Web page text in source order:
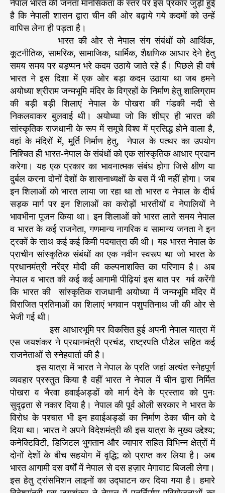
नेपाल भारत की जनता मानसिकता के स्तर पर इस प्रकार जुड़ी हुई
है कि नेपाली शासन द्वारा चीन की ओर बढ़ाये गये कदमों को उन्हें
वापिस लेना ही पड़ता है।
भारत की ओर से नेपाल संग संबंधों को आर्थिक,
कूटनीतिक, सामरिक, सामाजिक, धार्मिक, शैक्षणिक आधार देने हेतु
समय समय पर बड़प्पन भरे कदम उठाये जाते रहे हैं। पिछले ही वर्ष
भारत ने इस दिशा में एक ओर बड़ा कदम उठाया था जब हमने
अयोध्या श्रीराम जन्मभूमि मंदिर के विग्रहों के निर्माण हेतु शालिग्राम
की बड़ी बड़ी शिलाएं नेपाल के पोखरा की गंडकी नदी से
निकलवाकर बुलवाई थी। अयोध्या जो कि शीघ्र ही भारत की
सांस्कृतिक राजधानी के रूप में समूचे विश्व में प्रसिद्ध होने वाला है,
वहां के मंदिरों में, मूर्ति निर्माण हेतु, नेपाल के पत्थर का उपयोग
निश्चित ही भारत-नेपाल के संबंधों को एक सांस्कृतिक आधार प्रदान
करेगा। यह एक प्रकार का भावनात्मक संबंध होगा जिसे क्षीण या
दुर्बल करना दोनों देशों के शासनाध्यक्षों के बस में भी नहीं होगा। जब
इन शिलाओं को भारत लाया जा रहा था तो भारत व नेपाल के दीर्घ
सड़क मार्ग पर इन शिलाओं का करोड़ों भारतीयों व नेपालियों ने
भावभीना पूजन किया था। इन शिलाओं को भारत लाते समय नेपाल
व भारत के कई राजनेता, गणमान्य नागरिक व सामान्य जनता ने इन
ट्रकों के साथ कई कई किमी पदयात्रा की थी। यह भारत नेपाल के
प्राचीन सांस्कृतिक संबंधों का एक नवीन स्वरूप था जो भारत के
प्रधानमंत्री नरेंद्र मोदी की कल्पनाशक्ति का परिणाम है। अब
नेपाल व भारत की कई कई आगामी पीढ़ियां इस बात पर गर्व करेंगी
कि भारत की सांस्कृतिक राजधानी अयोध्या में जन्मभूमि मंदिर में
विराजित प्रतिमाओं का शिलाएं भगवान पशुपतिनाथ जी की ओर से
भेजी गई थी।
इस आधारभूमि पर विकसित हुई अपनी नेपाल यात्रा में
एस जयशंकर ने प्रधानमंत्री प्रचंड, राष्ट्रपति पौडेल सहित कई
राजनेताओं से स्नेहवार्ता की है।
इस यात्रा में भारत ने नेपाल के प्रति जहां अत्यंत स्नेहपूर्ण
व्यवहार प्रस्तुत किया है वहीं भारत ने नेपाल में चीन द्वारा निर्मित
पोखरा व भैरवा हवाईअड्डों को मार्ग देने के प्रस्ताव को पुनः
सुदृढ़ता से नकार दिया है। नेपाल की पूर्व ओली सरकार ने भारत के
विरोध के पश्चात भी इन हवाईअड्डों का निर्माण ठेका चीन को दे
दिया था। भारत ने अपने विदेशमंत्री की इस यात्रा के मुख्य उद्देश्य;
कनेक्टिविटी, डिजिटल भुगतान और व्यापार सहित विभिन्न क्षेत्रों में
दोनों देशों के बीच सहयोग में वृद्धि; को प्राप्त कर लिया है। अब
भारत आगामी दस वर्षों में नेपाल से दस हज़ार मेगावाट बिजली लेगा।
इस हेतु ट्रांसमिशन लाइनों का उद्घाटन कर दिया गया है। हमारे